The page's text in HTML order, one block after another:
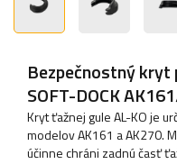
Bezpečnostný
SOFT-DOCK
Kryt ťažnej gule AL-KO je
modelov AK161 a AK270.
účinne chráni zadnú časť